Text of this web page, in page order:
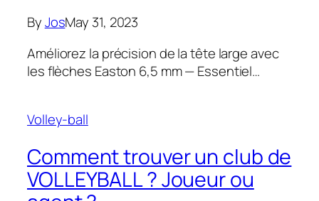
ByJosMay 31, 2023
Améliorez la précision de la tête large avec
les flèches Easton 6,5 mm — Essentiel…
Volley-ball
Comment trouver un club de
VOLLEYBALL ? Joueur ou